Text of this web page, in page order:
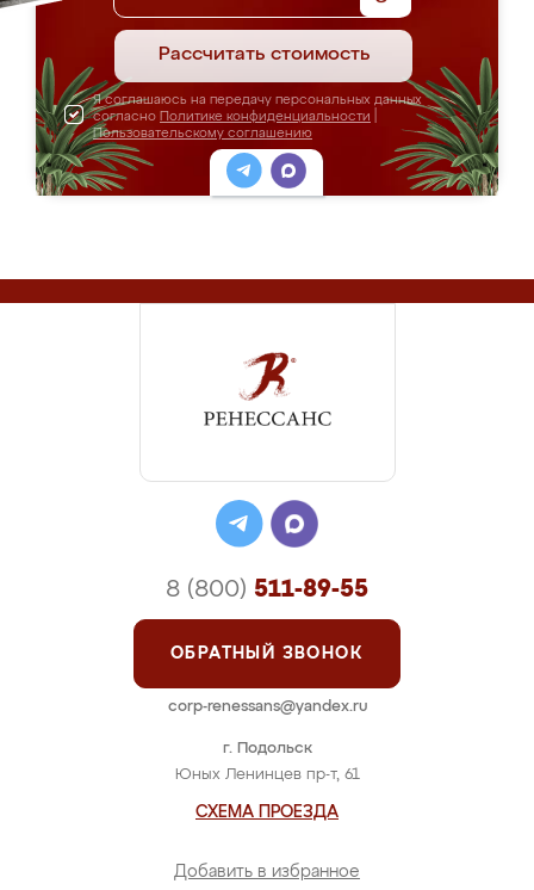
Рассчитать стоимость
Я соглашаюсь на передачу персональных данных
согласно Политике конфиденциальности
Пользовательскому соглашению
г. Подольск
Юных Ленинцев пр-т, 61
СХЕМА ПРОЕЗДА
Добавить в избранное
8 (800) 511-89-55
ОБРАТНЫЙ ЗВОНОК
corp-renessans@yandex.ru